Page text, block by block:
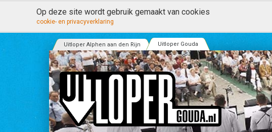
Op deze site wordt gebruik gemaakt van cookies
cookie- en privacyverklaring
Uitloper Alphen aan den Rijn Uitloper Gouda